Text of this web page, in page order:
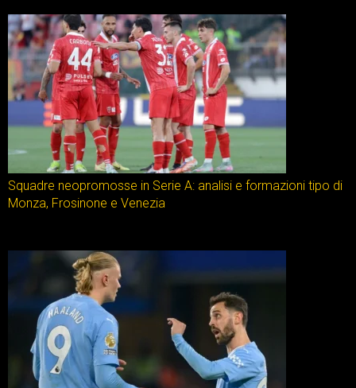
Squadre neopromosse in Serie A: analisi e formazioni tipo di
Monza, Frosinone e Venezia